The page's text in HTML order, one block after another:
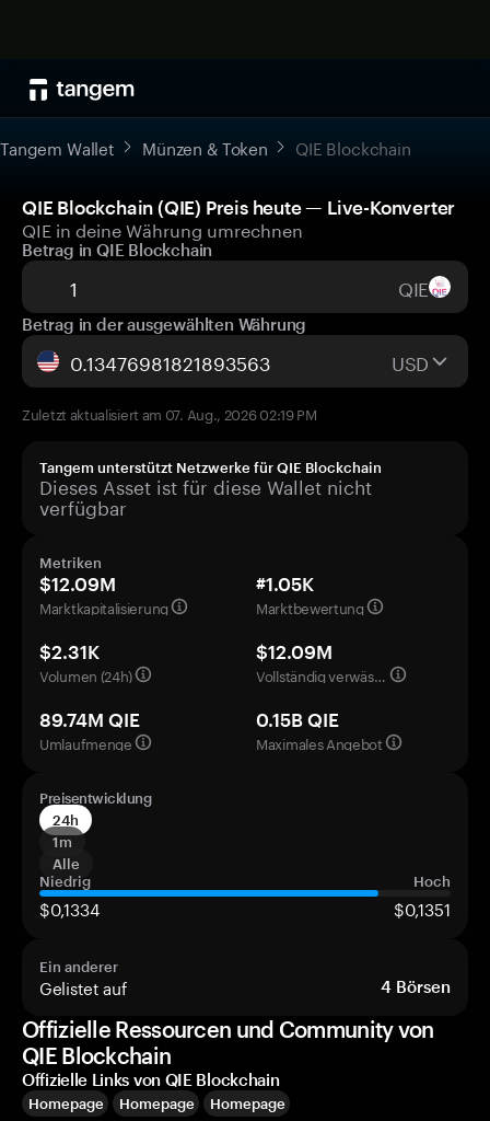
Tangem Wallet Münzen & Token QIE Blockchain
QIE Blockchain (QIE) Preis heute — Live-Konverter
QIE in deine Währung umrechnen
Betrag in QIE Blockchain
QIE
Betrag in der ausgewählten Währung
USD
Zuletzt aktualisiert am 07. Aug., 2026 02:19 PM
Tangem unterstützt Netzwerke für QIE Blockchain
Dieses Asset ist für diese Wallet nicht
verfügbar
Metriken
$12.09M
Marktkapitalisierung
#1.05K
Marktbewertung
$2.31K
Volumen (24h)
$12.09M
Vollständig verwässerte Bewertung
89.74M QIE
Umlaufmenge
0.15B QIE
Maximales Angebot
Preisentwicklung
24h
1m
Alle
Niedrig
Hoch
$0,1334 $0,1351
Ein anderer
Gelistet auf 4 Börsen
Offizielle Ressourcen und Community von
QIE Blockchain
Offizielle Links von QIE Blockchain
Homepage Homepage
Homepage